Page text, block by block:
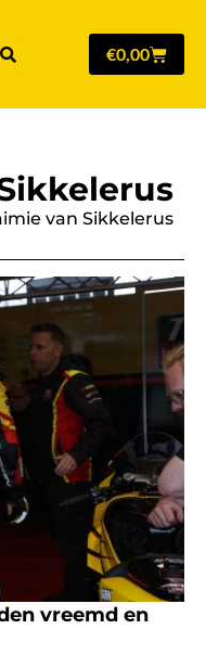
€0,00
van Sikkelerus
vreemd en